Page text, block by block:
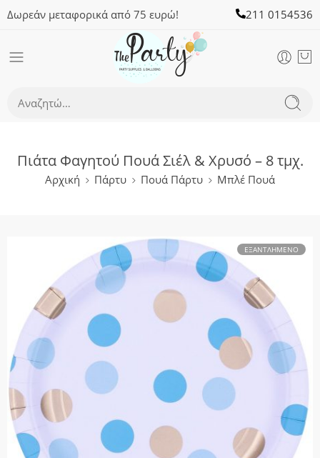
Δωρεάν μεταφορικά από 75 ευρώ! 211 0154536
Πιάτα Φαγητού Πουά Σιέλ & Χρυσό – 8 τμχ.
Αρχική Πάρτυ Πουά Πάρτυ Μπλέ Πουά
ΕΞΑΝΤΛΗΜΈΝΟ